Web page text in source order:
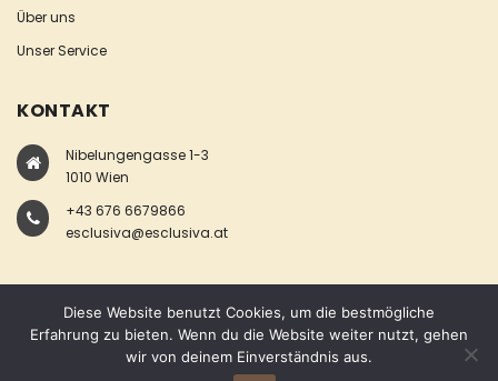
Über uns
Unser Service
KONTAKT
Nibelungengasse 1-3
1010 Wien
+43 676 6679866
esclusiva@esclusiva.at
COPYRIGHT © ESCLUSIVA
Diese Website benutzt Cookies, um die bestmögliche
Erfahrung zu bieten. Wenn du die Website weiter nutzt, gehen
wir von deinem Einverständnis aus.